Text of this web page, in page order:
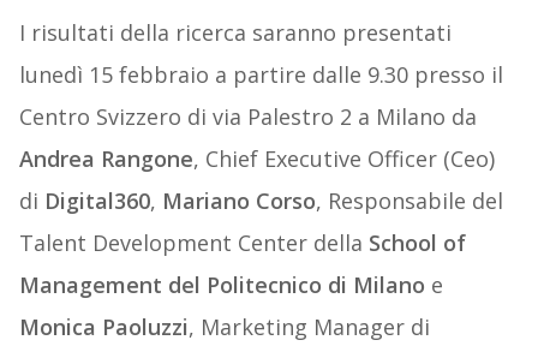
I risultati della ricerca saranno presentati
lunedì 15 febbraio a partire dalle 9.30 presso il
Centro Svizzero di via Palestro 2 a Milano da
Andrea Rangone, Chief Executive Officer (Ceo)
di Digital360, Mariano Corso, Responsabile del
Talent Development Center della School of
Management del Politecnico di Milano e
Monica Paoluzzi, Marketing Manager di